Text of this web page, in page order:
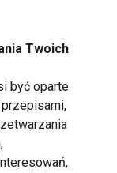
Twoich
być oparte